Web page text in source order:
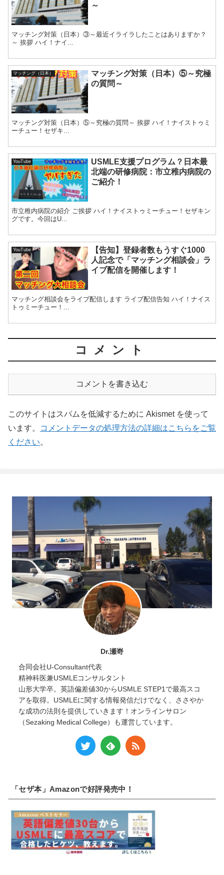
～
マッチング対策（日本）③～最近イライラしたことはありますか？
～ 挨拶 ハイ！ナイ...
マッチング（日本）
マッチング対策（日本）⑤～究極
の質問～
マッチング対策（日本）⑤～究極の質問～ 挨拶 ハイ！ナイストゥミ
ーチュー！セザキ...
YouTube
USMLE支援プログラム？日本最
北端の研修病院：市立稚内病院の
ご紹介！
市立稚内病院の紹介 ご挨拶 ハイ！ナイストゥミーチュー！セザキン
グです。今回はU...
YouTube
【告知】登録者数もうすぐ1000
人記念で「マッチング相談会」ラ
イブ配信を開催します！
マッチング相談会をライブ配信します ライブ配信告知 ハイ！ナイス
トゥミーチュー！...
コメント
コメントを書き込む
このサイトはスパムを低減するために Akismet を使って
います。
コメントデータの処理方法の詳細はこちらをご覧
ください。
Dr.瀬嵜
合同会社U-Consultant代表
精神科医兼USMLEコンサルタント
山形大学卒。英語偏差値30からUSMLE STEP1で最高スコ
アを取得。USMLEに関する情報発信だけでなく、ささやか
な成功の法則を提供していきます！オンラインサロン
（Sezaking Medical College）も運営しています。
「セザ本」Amazonで好評発売中！